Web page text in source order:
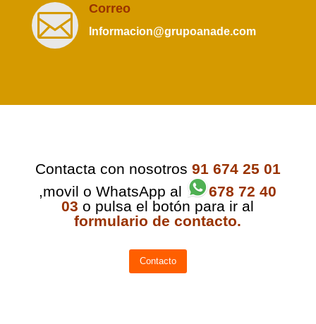
 Correo
Informacion@grupoanade.com
Contacta con nosotros 91 674 25 01
,movil o WhatsApp al
678 72 40
03 o pulsa el botón para ir al
formulario de contacto.
Contacto